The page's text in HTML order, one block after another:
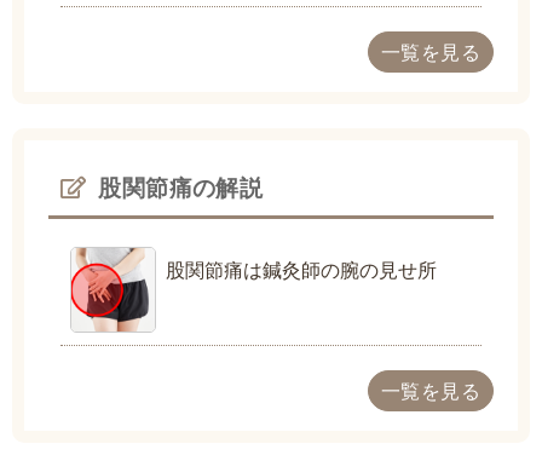
一覧を見る
股関節痛の解説
股関節痛は鍼灸師の腕の見せ所
一覧を見る